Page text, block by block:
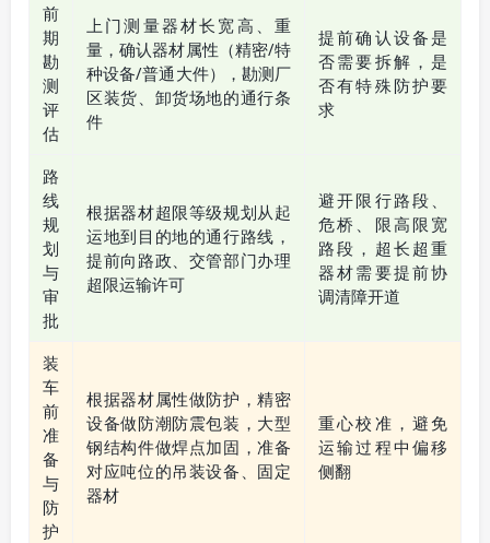
前
期
勘
测
评
估
上门测量器材长宽高、重
量，确认器材属性（精密/特
种设备/普通大件），勘测厂
区装货、卸货场地的通行条
件
提前确认设备是
否需要拆解，是
否有特殊防护要
求
路
线
规
划
与
审
批
根据器材超限等级规划从起
运地到目的地的通行路线，
提前向路政、交管部门办理
超限运输许可
避开限行路段、
危桥、限高限宽
路段，超长超重
器材需要提前协
调清障开道
装
车
前
准
备
与
防
护
根据器材属性做防护，精密
设备做防潮防震包装，大型
钢结构件做焊点加固，准备
对应吨位的吊装设备、固定
器材
重心校准，避免
运输过程中偏移
侧翻